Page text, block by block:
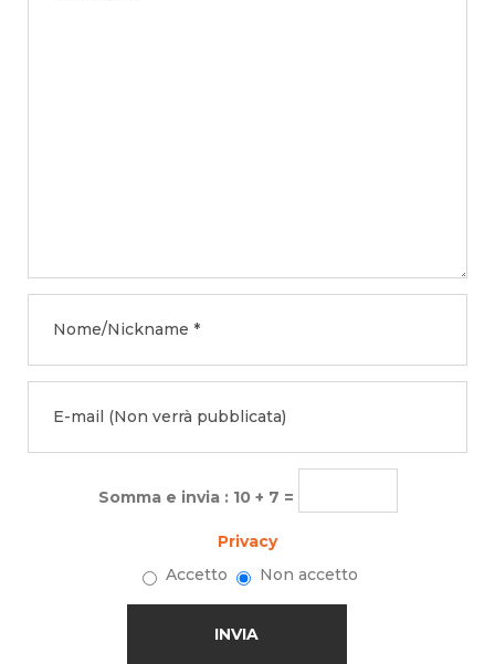
Somma e invia : 10 + 7 =
Privacy
Accetto
Non accetto